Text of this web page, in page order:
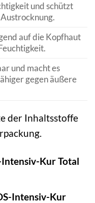
und schützt
auf die Kopfhaut
und macht es
gegen äußere
der Inhaltsstoffe
Intensiv-Kur Total
Intensiv-Kur